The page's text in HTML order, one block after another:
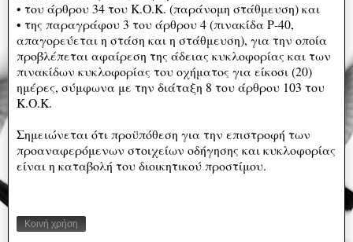
• του άρθρου 34 του Κ.Ο.Κ. (παράνομη στάθμευση) και
• της παραγράφου 3 του άρθρου 4 (πινακίδα Ρ-40,
απαγορεύεται η στάση και η στάθμευση), για την οποία
προβλέπεται αφαίρεση της άδειας κυκλοφορίας και των
πινακίδων κυκλοφορίας του οχήματος για είκοσι (20)
ημέρες, σύμφωνα με την διάταξη 8 του άρθρου 103 του
Κ.Ο.Κ.
Σημειώνεται ότι προϋπόθεση για την επιστροφή των
προαναφερόμενων στοιχείων οδήγησης και κυκλοφορίας
είναι η καταβολή του διοικητικού προστίμου.
Κοινή χρήση